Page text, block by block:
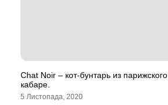
Chat Noir – кот-бунтарь из парижского
кабаре.
5 Листопада, 2020